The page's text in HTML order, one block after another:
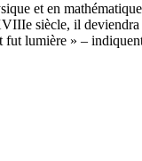
et en
siècle, il
fut lumière » –